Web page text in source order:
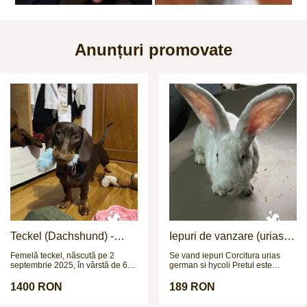
Anunțuri promovate
Teckel (Dachshund) -
Femelă teckel, născută pe 2
septembrie 2025, în vârstă de 6
vaccinurile și deparazitările la zi,
1400 RON
Iepuri de vanzare (urias
Se vand iepuri Corcitura urias
german si hycoli Pretul este
189 RON